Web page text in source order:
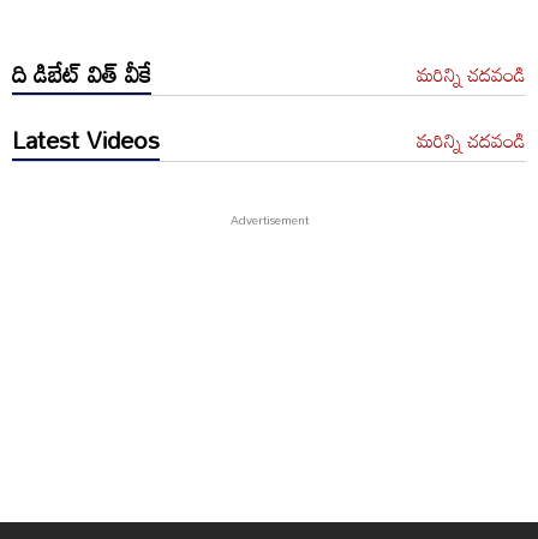
ది డిబేట్ విత్ వీకే మరిన్ని చదవండి
Latest Videos మరిన్ని చదవండి